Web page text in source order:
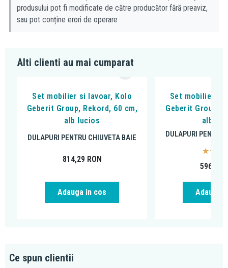
produsului pot fi modificate de către producător fără preaviz,
sau pot conține erori de operare
Alti clienti au mai cumparat
Set mobilier si lavoar, Kolo
Geberit Group, Rekord, 60 cm,
alb lucios
DULAPURI PENTRU CHIUVETA BAIE
814,29 RON
Adauga in cos
Set mobilier si
Geberit Group,
alb
DULAPURI PENTRU
596,73
Adauga
Ce spun clientii